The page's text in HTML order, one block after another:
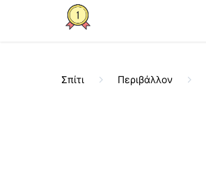
Σπίτι Περιβάλλον